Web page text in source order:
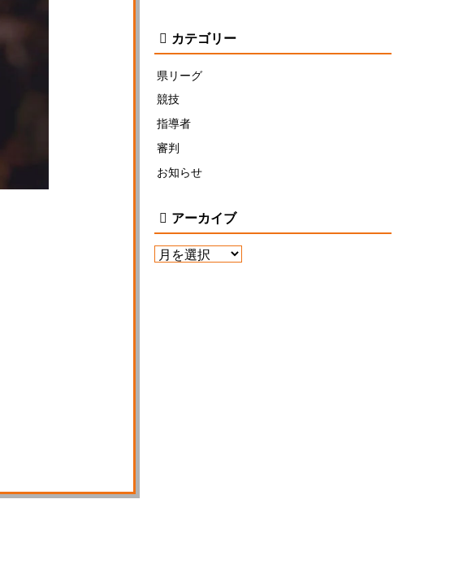
カテゴリー
県リーグ
競技
指導者
審判
お知らせ
アーカイブ